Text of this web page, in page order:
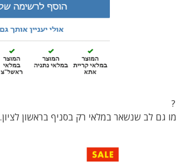
לב שנשאר במלאי רק בסניף בראשון לציון.